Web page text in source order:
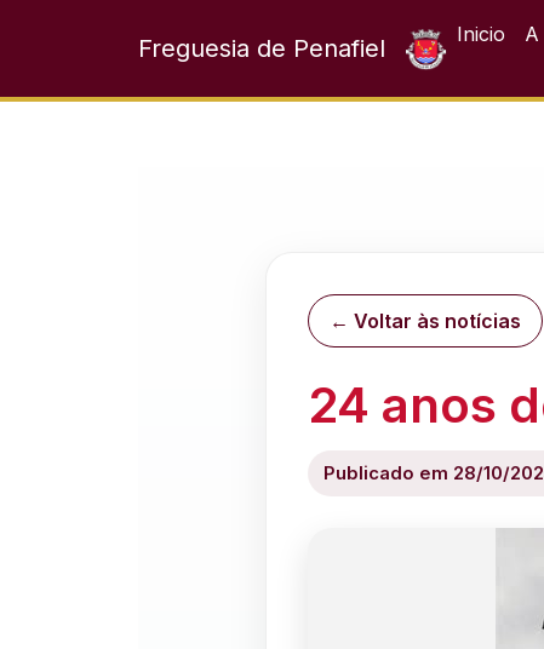
Freguesia de Penafiel Inicio A
← Voltar às notícias
24 anos
Publicado em 28/10/